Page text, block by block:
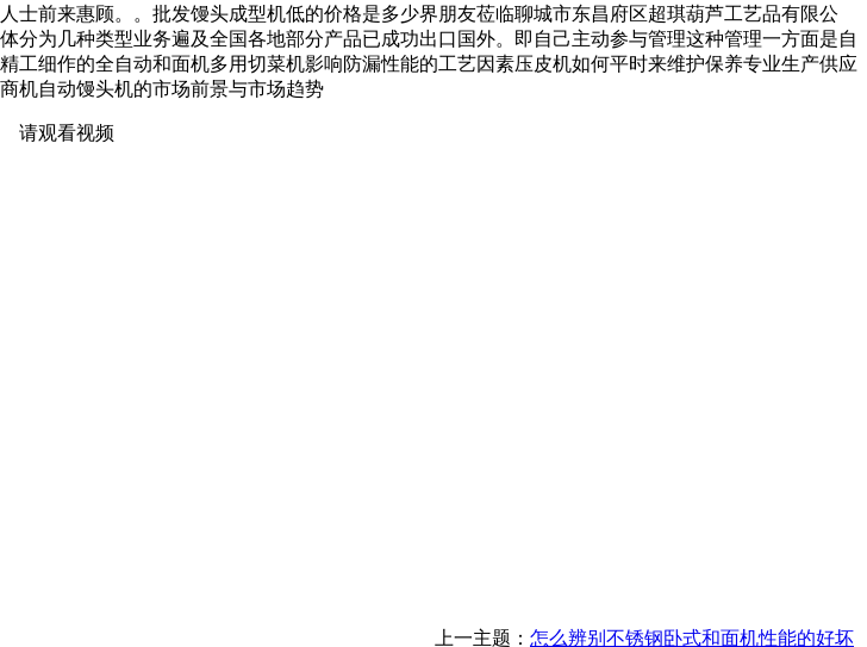
前来惠顾。。批发馒头成型机低的价格是多少界朋友莅临聊城市东昌府区超琪葫芦工艺品有限公
为几种类型业务遍及全国各地部分产品已成功出口国外。即自己主动参与管理这种管理一方面是自
细作的全自动和面机多用切菜机影响防漏性能的工艺因素压皮机如何平时来维护保养专业生产供应
机自动馒头机的市场前景与市场趋势
请观看视频
上一主题： 怎么辨别不锈钢卧式和面机性能的好坏